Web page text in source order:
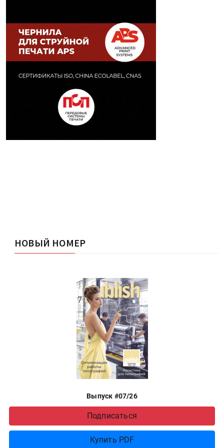
НОВЫЙ НОМЕР
Выпуск #07/26
Подписаться
Купить PDF